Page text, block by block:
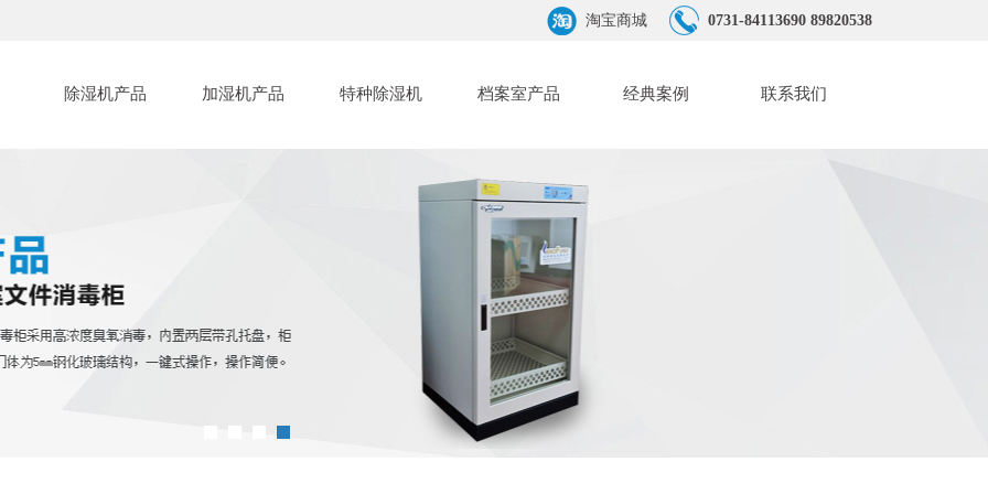
淘宝商城 0731-84113690 89820538
除湿机产品 加湿机产品 特种除湿机 档案室产品 经典案例 联系我们